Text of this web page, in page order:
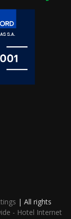
| All rights
- Hotel Internet